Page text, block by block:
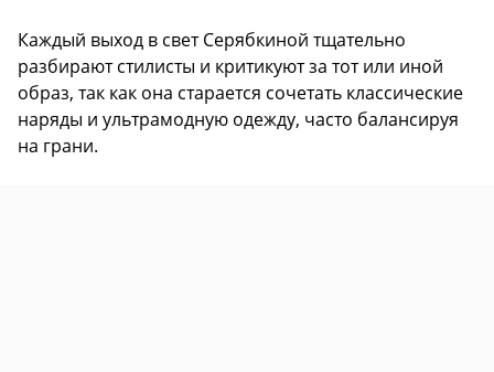
Каждый выход в свет Серябкиной тщательно
разбирают стилисты и критикуют за тот или иной
образ, так как она старается сочетать классические
наряды и ультрамодную одежду, часто балансируя
на грани.